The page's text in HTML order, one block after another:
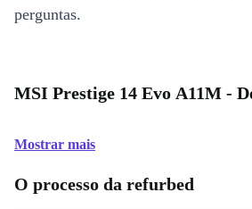
perguntas.
MSI Prestige 14 Evo A11M -
Mostrar mais
O processo da refurbed